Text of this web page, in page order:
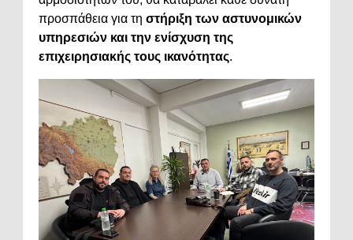
προσπάθεια για τη στήριξη των αστυνομικών
υπηρεσιών και την ενίσχυση της
επιχειρησιακής τους ικανότητας.